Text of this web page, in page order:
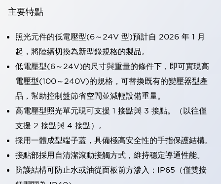
主要特點
照光元件的低電壓型(6～24V 型)預計自 2026 年 1 月
起，將陸續切換為新型錄規格的製品。
低電壓型(6～24V)的尺寸與重量的條件下，即可實現高
電壓型(100～240V)的規格，可替換既有的變壓器型產
品，幫助控制盤節省空間並減輕設備重量。
高電壓型照光單元現可支援 1 接點與 3 接點。（以往僅
支援 2 接點與 4 接點）。
採用一體成型端子蓋，具備極高安全性的手指保護結構。
接點部採用自清潔滾動接觸方式，維持穩定導通性能。
防護結構可防止水或油從面板前方滲入：IP65（僅雙按